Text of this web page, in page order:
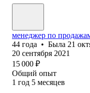
менеджер по
44 года • Была 21
20 сентября 2021
15 000 ₽
Общий опыт
1 год 5 месяцев